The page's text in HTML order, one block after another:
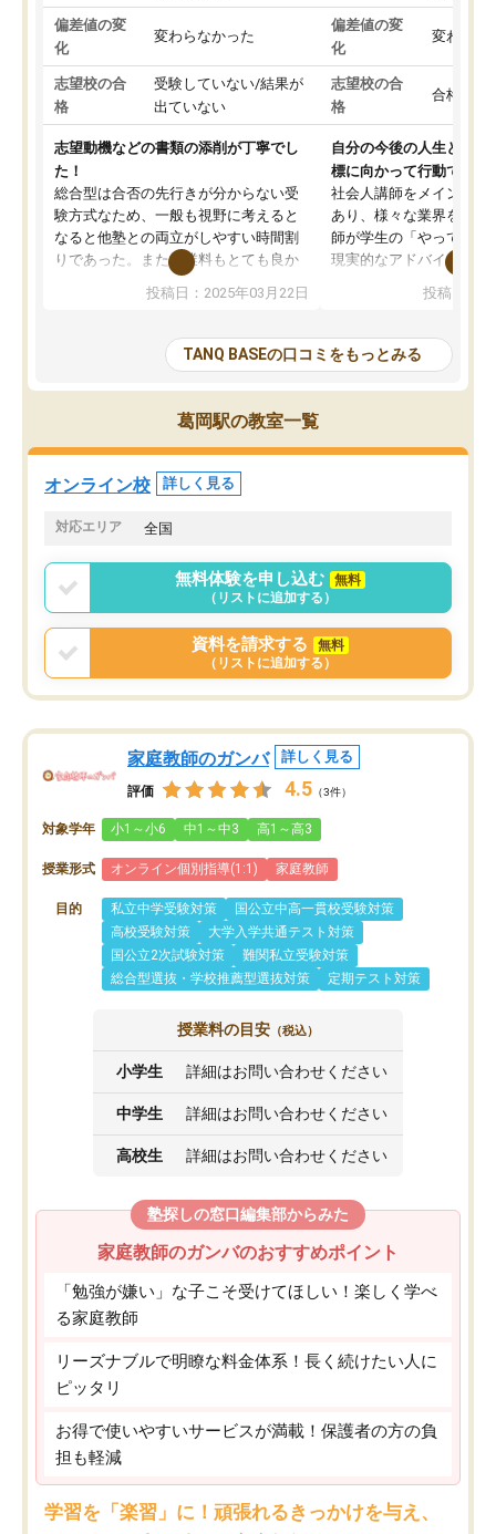
偏差値の変
化
変わらなかった
志望校の合
格
受験していない/結果が
出ていない
志望動機などの書類の添削が丁寧でし
た！
総合型は合否の先行きが分からない受
験方式なため、一般も視野に考えると
なると他塾との両立がしやすい時間割
りであった。また授業料もとても良か
総合型の多くの塾は大学生が見ること
大学生の目だけでなく、数人の大人に
も目を通して頂ける。そのため多くの
意見を聞くことができ、より良いもの
を推敲することが可能だ。
どの人も優しく、親身に接してくださ
るのでやる気も出て、良かったで
す！！
投稿日：2025年03月22日
偏差値の変
化
変わらな
志望校の合
格
合格した
自分の今後の人生と真剣
標に向かって行動できる
社会人講師をメインとし
あり、様々な業界を経験
師が学生の「やってみた
現実的なアドバイスを行
分野について学生知識
総合型選抜対策として志
接・小論文などの技術指
ション内容になっていま
を社会人として働いてい
標を見つける事が出来ま
投稿日：
TANQ BASEの口コミをもっとみる
葛岡駅の教室一覧
オンライン校 詳しく見る
対応エリア 全国
無料体験を申し込む
無料
（リストに追加する）
資料を請求する
無料
（リストに追加する）
家庭教師のガンバ 詳しく見る
評価 4.5 （3件）
対象学年 小1～小6 中1～中3 高1～高3
授業形式 オンライン個別指導(1:1) 家庭教師
目的 私立中学受験対策
国公立中高一貫校受験対策
高校受験対策
大学入学共通テスト対策
国公立2次試験対策
難関私立受験対策
総合型選抜・学校推薦型選抜対策
定期テスト対策
授業料の目安 （税込）
小学生 詳細はお問い合わせください
中学生 詳細はお問い合わせください
高校生 詳細はお問い合わせください
塾探しの窓口編集部からみた
家庭教師のガンバのおすすめポイント
「勉強が嫌い」な子こそ受けてほしい！楽しく学べ
る家庭教師
リーズナブルで明瞭な料金体系！長く続けたい人に
ピッタリ
お得で使いやすいサービスが満載！保護者の方の負
担も軽減
学習を「楽習」に！頑張れるきっかけを与え、